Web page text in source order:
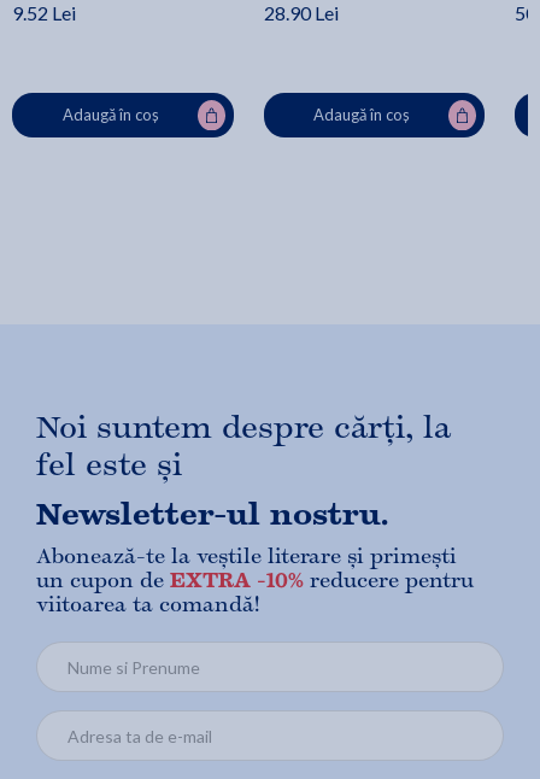
9.52 Lei
Adaugă în coș
28.90 Lei
Adaugă în coș
Noi suntem despre cărți, la
fel este și
Newsletter-ul nostru.
Abonează-te la veștile literare și primești
un cupon de EXTRA -10% reducere pentru
viitoarea ta comandă!